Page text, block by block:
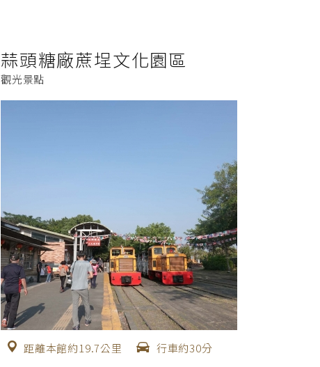
蒜頭糖廠蔗埕文化園區
觀光景點
距離本館約19.7公里 行車約30分